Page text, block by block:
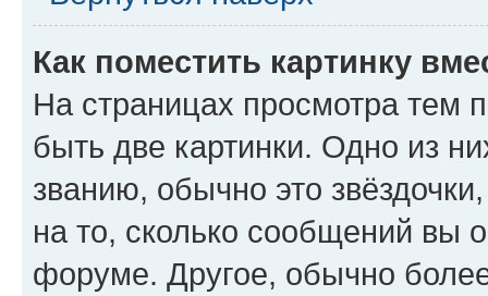
Как поместить картинку
На страницах просмотра тем
быть две картинки. Одно из
званию, обычно это
на то, сколько сообщений вы
форуме. Другое, обычно